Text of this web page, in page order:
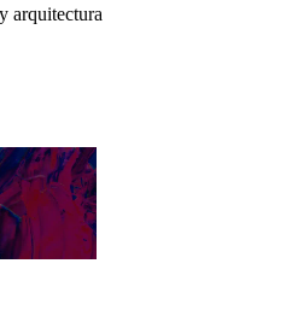
arquitectura